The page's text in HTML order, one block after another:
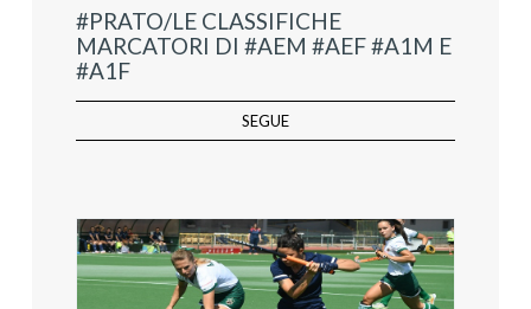
#PRATO/LE CLASSIFICHE
MARCATORI DI #AEM #AEF #A1M E
#A1F
SEGUE